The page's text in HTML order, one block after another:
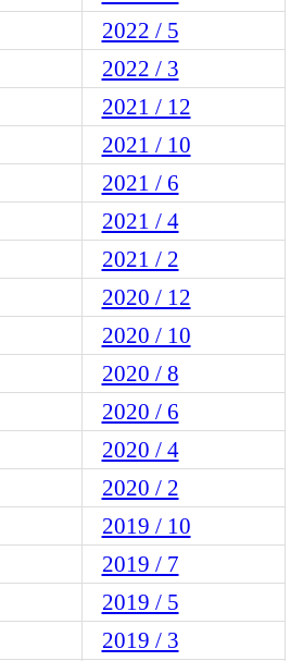
2022 / 5
2022 / 3
2021 / 12
2021 / 10
2021 / 6
2021 / 4
2021 / 2
2020 / 12
2020 / 10
2020 / 8
2020 / 6
2020 / 4
2020 / 2
2019 / 10
2019 / 7
2019 / 5
2019 / 3